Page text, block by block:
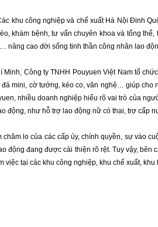
khu công nghiệp và chế xuất Hà Nội Đinh
khám bệnh, tư vấn chuyên khoa và tổng
nâng cao đời sống tinh thần công nhân lao
Công ty TNHH Pouyuen Việt Nam tổ
mini, cờ tướng, kéo co, văn nghệ… giúp
nhiều doanh nghiệp hiểu rõ vai trò của
động, như hỗ trợ lao động nữ có thai, trợ cấp
lo của các cấp ủy, chính quyền, sự vào
động đang được cải thiện rõ rệt. Tuy vậy,
việc tại các khu công nghiệp, khu chế xuất,